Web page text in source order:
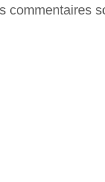
commentaires